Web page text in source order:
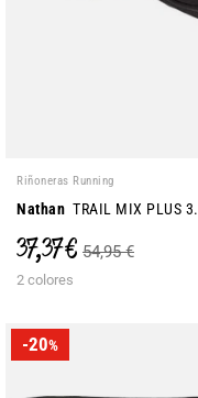
Riñoneras Running
Nathan TRAIL MIX PLUS
37,37 € 54,95 €
2 colores
-20%